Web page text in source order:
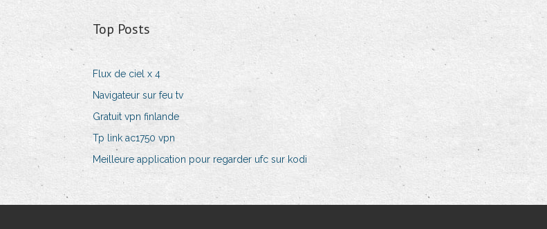
Top Posts
Flux de ciel x 4
Navigateur sur feu tv
Gratuit vpn finlande
Tp link ac1750 vpn
Meilleure application pour regarder ufc sur kodi